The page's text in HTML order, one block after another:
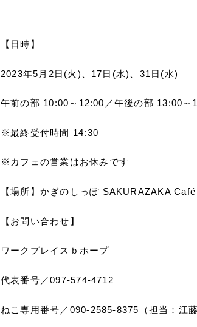
【日時】
2023年5月2日(火)、17日(水)、31日(水)
午前の部 10:00～12:00／午後の部 13:00～
※最終受付時間 14:30
※カフェの営業はお休みです
【場所】かぎのしっぽ SAKURAZAKA Café
【お問い合わせ】
ワークプレイスｂホープ
代表番号／097-574-4712
ねこ専用番号／090-2585-8375（担当：江藤